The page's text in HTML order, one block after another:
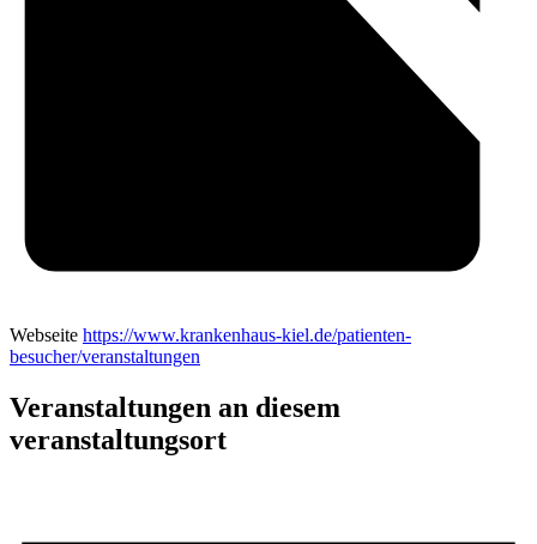
Webseite https://www.krankenhaus-kiel.de/patienten-
besucher/veranstaltungen
Veranstaltungen an diesem
veranstaltungsort